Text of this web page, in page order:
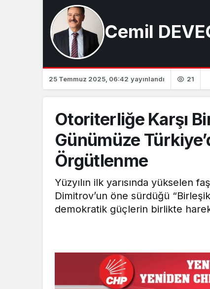
Cemil
25 Temmuz 2025, 06:42 yayınlandı 21
Otoriterliğe Karşı
Günümüze
Örgütlenme
Yüzyılın ilk yarısında yükselen
Dimitrov’un öne sürdüğü
demokratik güçlerin birlikte